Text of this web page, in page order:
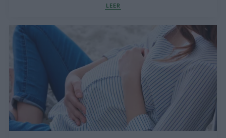
LEER